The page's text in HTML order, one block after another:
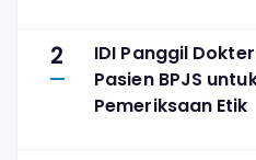
2
IDI Panggil
Pasien BPJS
Pemeriksaan Etik